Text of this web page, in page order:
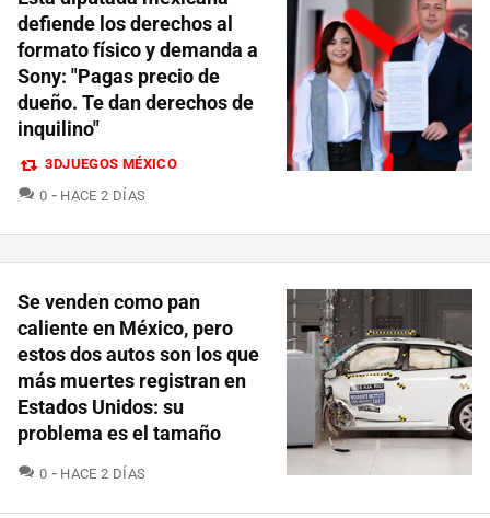
defiende los derechos al
formato físico y demanda a
Sony: "Pagas precio de
dueño. Te dan derechos de
inquilino"
3DJUEGOS MÉXICO
0 COMENTARIOS
HACE 2 DÍAS
Se venden como pan
caliente en México, pero
estos dos autos son los que
más muertes registran en
Estados Unidos: su
problema es el tamaño
0 COMENTARIOS
HACE 2 DÍAS